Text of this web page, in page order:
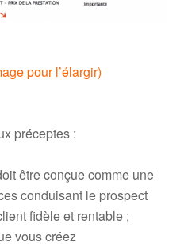
pour l’élargir)
préceptes :
être conçue comme une
conduisant le prospect
fidèle et rentable ;
vous créez